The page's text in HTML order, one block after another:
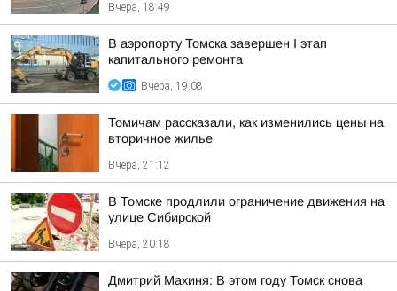
Вчера, 18:49
В аэропорту Томска завершен I этап
капитального ремонта
Вчера, 19:08
Томичам рассказали, как изменились цены на
вторичное жилье
Вчера, 21:12
В Томске продлили ограничение движения на
улице Сибирской
Вчера, 20:18
Дмитрий Махиня: В этом году Томск снова